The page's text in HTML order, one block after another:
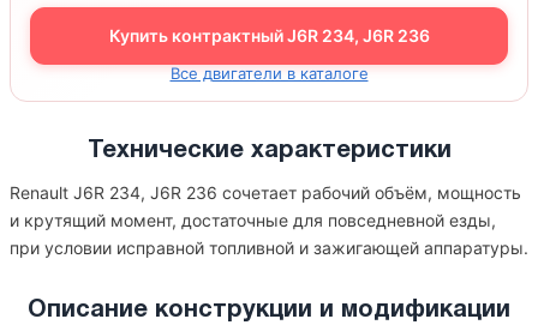
Купить контрактный J6R 234, J6R 236
Все двигатели в каталоге
Технические характеристики
Renault J6R 234, J6R 236 сочетает рабочий объём, мощность
и крутящий момент, достаточные для повседневной езды,
при условии исправной топливной и зажигающей аппаратуры.
Описание конструкции и модификации